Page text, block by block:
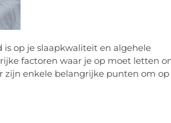
op je slaapkwaliteit en algehele
factoren waar je op moet letten
zijn enkele belangrijke punten om